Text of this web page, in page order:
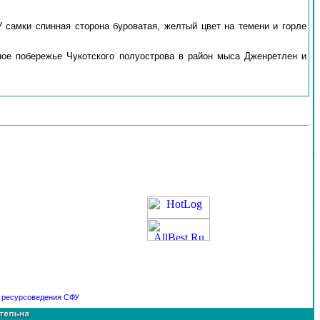
спинная сторона буроватая, желтый цвет на темени и горле
побережье Чукотского полуострова в район мыса Дженретлен и
СФУ